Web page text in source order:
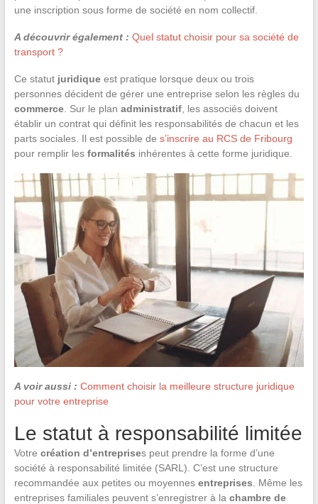
une inscription sous forme de société en nom collectif.
A découvrir également : Quel statut choisir pour sa société de
transport ?
Ce statut juridiqueest pratique lorsque deux ou trois
personnes décident de gérer une entreprise selon les règles du
commerce. Sur le plan administratif, les associés doivent
établir un contrat qui définit les responsabilités de chacun et les
parts sociales. Il est possible de s’inscrire au RCS de Fribourg
pour remplir les formalités inhérentes à cette forme juridique.
A voir aussi : Comment choisir la meilleure structure juridique
pour votre entreprise
Le statut à responsabilité limitée
Votre création d’entreprises peut prendre la forme d’une
société à responsabilité limitée (SARL). C’est une structure
recommandée aux petites ou moyennes entreprises . Même les
entreprises familiales peuvent s’enregistrer à la chambre de